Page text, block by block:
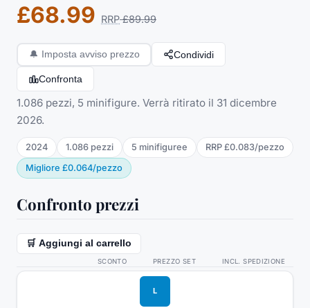
£68.99 RRP £89.99
🔔 Imposta avviso prezzo Condividi
Confronta
1.086 pezzi, 5 minifigure. Verrà ritirato il 31 dicembre
2026.
2024 1.086 pezzi 5 minifiguree RRP £0.083/pezzo
Migliore £0.064/pezzo
Confronto prezzi
🛒 Aggiungi al carrello
SCONTO PREZZO SET INCL. SPEDIZIONE
L